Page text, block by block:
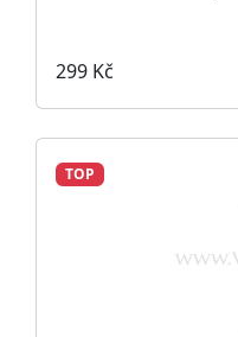
299 Kč
TOP